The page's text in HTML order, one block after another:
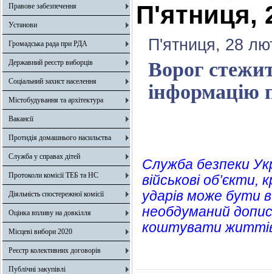
Правове забезпечення
Установи
Громадська рада при РДА
Державний реєстр виборців
Соціальний захист населення
Містобудування та архітектура
Вакансії
Протидія домашнього насильства
Служба у справах дітей
Протоколи комісії ТЕБ та НС
Діяльність спостережної комісії
Оцінка впливу на довкілля
Місцеві вибори 2020
Реєстр колективних договорів
Публічні закупівлі
П'ятниця,
П'ятниця, 28
Ворог
інформацію
Служба безпеки
військові
ударів може бути
необдуманий
коштувати